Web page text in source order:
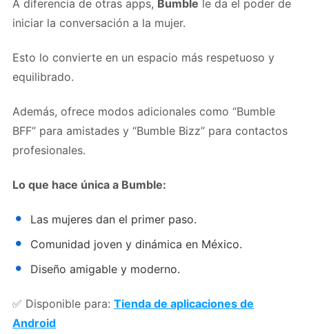
A diferencia de otras apps, Bumble le da el poder de
iniciar la conversación a la mujer.
Esto lo convierte en un espacio más respetuoso y
equilibrado.
Además, ofrece modos adicionales como “Bumble
BFF” para amistades y “Bumble Bizz” para contactos
profesionales.
Lo que hace única a Bumble:
Las mujeres dan el primer paso.
Comunidad joven y dinámica en México.
Diseño amigable y moderno.
✅ Disponible para: Tienda de aplicaciones de
Android